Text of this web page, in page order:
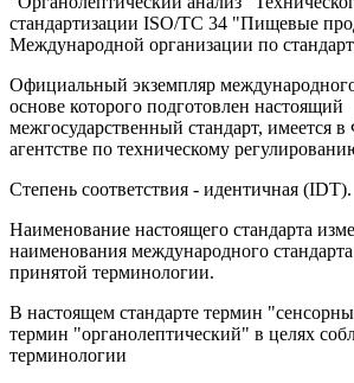
стандартизации ISO/TC 34 "Пищевые
Международной организации по
Официальный экземпляр международного
основе которого подготовлен настоящий
межгосударственный стандарт, имеется
агентстве по техническому
Степень соответствия - идентичная (IDT).
Наименование настоящего стандарта
наименования международного
принятой терминологии.
В настоящем стандарте термин
термин "органолептический" в целях
терминологии